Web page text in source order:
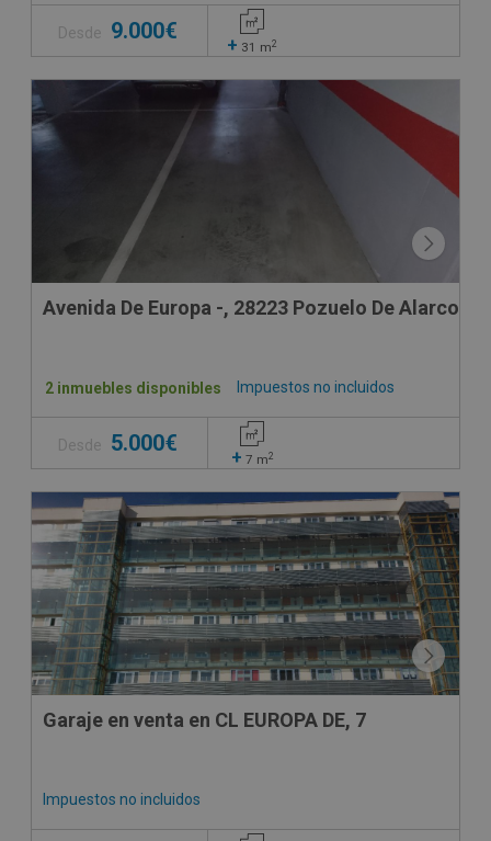
Desde 9.000€
+ 31 m2
Avenida De Europa -, 28223 Pozuelo De Alarcon
Impuestos no incluidos
2 inmuebles disponibles
Desde 5.000€
+ 7 m2
Garaje en venta en CL EUROPA DE, 7
Impuestos no incluidos